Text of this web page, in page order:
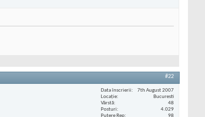
#22
Data înscrierii
7th August 2007
Locaţie
Bucuresti
Vârstă
48
Posturi
4.029
Putere Rep
98